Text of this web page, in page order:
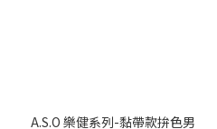
A.S.O 樂健系列-黏帶款拚色男